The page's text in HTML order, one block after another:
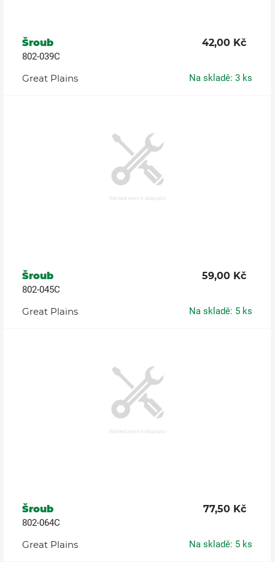
Šroub 42,00 Kč
802-039C
Great Plains Na skladě: 3 ks
Šroub 59,00 Kč
802-045C
Great Plains Na skladě: 5 ks
Šroub 77,50 Kč
802-064C
Great Plains Na skladě: 5 ks